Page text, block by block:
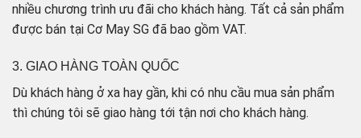
nhiều chương trình ưu đãi cho khách hàng. Tất cả sản phẩm
được bán tại Cơ May SG đã bao gồm VAT.
3. GIAO HÀNG TOÀN QUỐC
Dù khách hàng ở xa hay gần, khi có nhu cầu mua sản phẩm
thì chúng tôi sẽ giao hàng tới tận nơi cho khách hàng.